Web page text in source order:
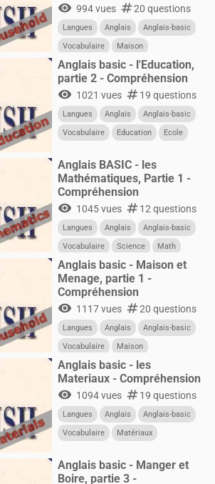
visibility 994 vues numbers20 questions
Langues Anglais
Anglais-basic
Vocabulaire
Maison
Anglais basic - l'Education,
partie 2 - Compréhension
visibility 1021 vues numbers19 questions
Langues Anglais
Anglais-basic
Vocabulaire
Education Ecole
Anglais BASIC - les
Mathématiques, Partie 1 -
Compréhension
visibility 1045 vues numbers12 questions
Langues Anglais
Anglais-basic
Vocabulaire
Science Math
Anglais basic - Maison et
Menage, partie 1 -
Compréhension
visibility 1117 vues numbers20 questions
Langues Anglais
Anglais-basic
Vocabulaire
Maison
Anglais basic - les
Materiaux - Compréhension
visibility 1094 vues numbers19 questions
Langues Anglais
Anglais-basic
Vocabulaire
Matériaux
Anglais basic - Manger et
Boire, partie 3 -